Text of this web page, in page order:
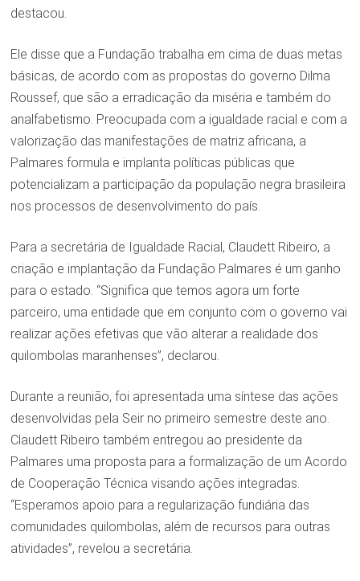
destacou.
Ele disse que a Fundação trabalha em cima de duas metas
básicas, de acordo com as propostas do governo Dilma
Roussef, que são a erradicação da miséria e também do
analfabetismo. Preocupada com a igualdade racial e com a
valorização das manifestações de matriz africana, a
Palmares formula e implanta políticas públicas que
potencializam a participação da população negra brasileira
nos processos de desenvolvimento do país.
Para a secretária de Igualdade Racial, Claudett Ribeiro, a
criação e implantação da Fundação Palmares é um ganho
para o estado. “Significa que temos agora um forte
parceiro, uma entidade que em conjunto com o governo vai
realizar ações efetivas que vão alterar a realidade dos
quilombolas maranhenses”, declarou.
Durante a reunião, foi apresentada uma síntese das ações
desenvolvidas pela Seir no primeiro semestre deste ano.
Claudett Ribeiro também entregou ao presidente da
Palmares uma proposta para a formalização de um Acordo
de Cooperação Técnica visando ações integradas.
“Esperamos apoio para a regularização fundiária das
comunidades quilombolas, além de recursos para outras
atividades”, revelou a secretária.